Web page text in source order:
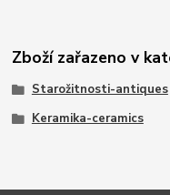
Zboží zařazeno v
Starožitnosti-antiques
Keramika-ceramics